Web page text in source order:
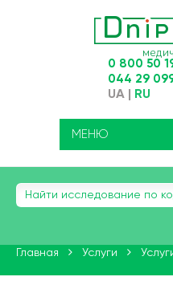
0 800 50
044 29
UA RU
МЕНЮ
Главная Услуги